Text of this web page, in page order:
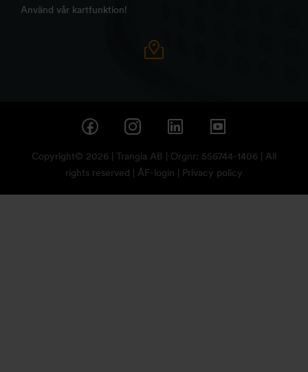
Använd vår kartfunktion!
Copyright© 2026 | Trangia AB | Orgnr: 556744-1406 | All
rights reserved | ÅF-login Privacy policy